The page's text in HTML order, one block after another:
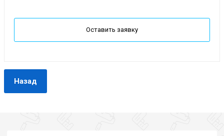
Оставить заявку
Назад